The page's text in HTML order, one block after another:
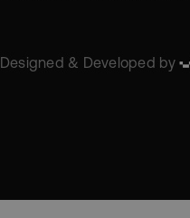
Designed & Developed by